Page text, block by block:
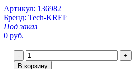
Артикул: 136982
Бренд: Tech-KREP
Под заказ
0 руб.
-
+
В корзину